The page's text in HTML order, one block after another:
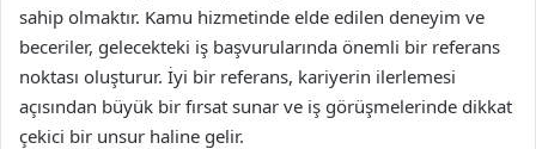
sahip olmaktır. Kamu hizmetinde elde edilen deneyim ve
beceriler, gelecekteki iş başvurularında önemli bir referans
noktası oluşturur. İyi bir referans, kariyerin ilerlemesi
açısından büyük bir fırsat sunar ve iş görüşmelerinde dikkat
çekici bir unsur haline gelir.